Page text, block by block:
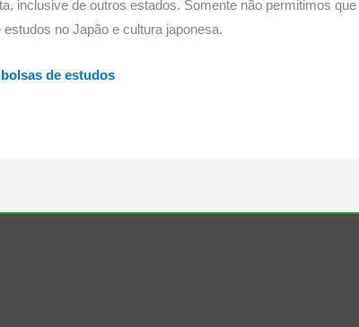
inclusive de outros estados. Somente não permitimos
no Japão e cultura japonesa.
de estudos